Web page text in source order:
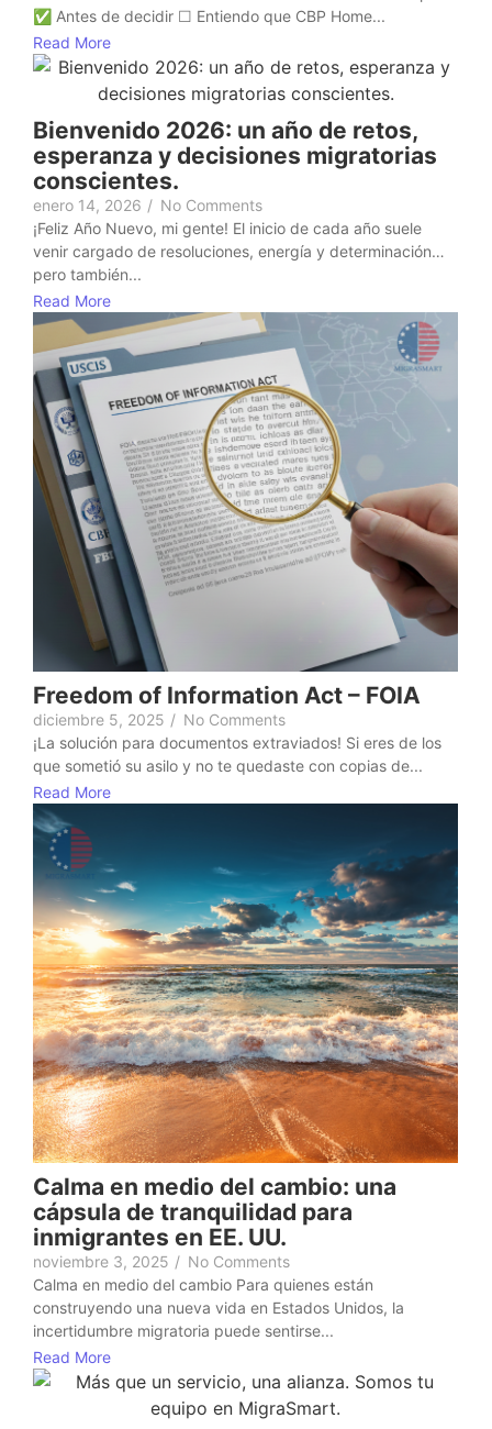
✅ Antes de decidir ☐ Entiendo que CBP Home...
Read More
Bienvenido 2026: un año de retos,
esperanza y decisiones migratorias
conscientes.
enero 14, 2026 / No Comments
¡Feliz Año Nuevo, mi gente! El inicio de cada año suele
venir cargado de resoluciones, energía y determinación…
pero también...
Read More
Freedom of Information Act – FOIA
diciembre 5, 2025 / No Comments
¡La solución para documentos extraviados! Si eres de los
que sometió su asilo y no te quedaste con copias de...
Read More
Calma en medio del cambio: una
cápsula de tranquilidad para
inmigrantes en EE. UU.
noviembre 3, 2025 / No Comments
Calma en medio del cambio Para quienes están
construyendo una nueva vida en Estados Unidos, la
incertidumbre migratoria puede sentirse...
Read More